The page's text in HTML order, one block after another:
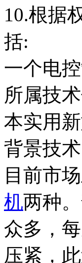
10.根据
括:
一个电
所属技
本实用
背景技术
目前市
机两种
众多，
压紧，